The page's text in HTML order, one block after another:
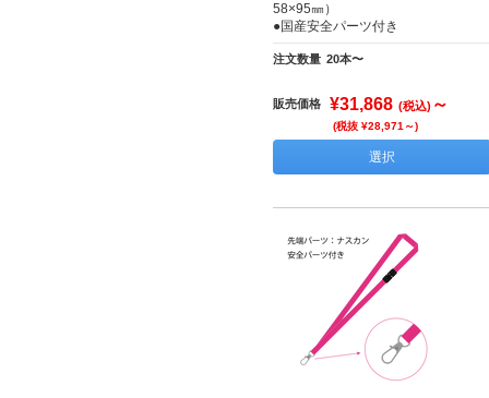
58×95㎜）
●国産安全パーツ付き
注文数量 20本〜
販売価格 ¥31,868 (税込) ～
(税抜 ¥28,971～)
選択